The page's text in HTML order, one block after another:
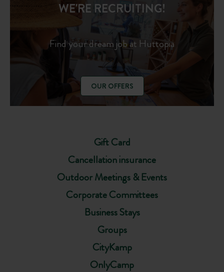
Gift Card
Cancellation insurance
Outdoor Meetings & Events
Corporate Committees
Business Stays
Groups
CityKamp
OnlyCamp
WE'RE RECRUITING!
Find your dream job at Huttopia
OUR OFFERS